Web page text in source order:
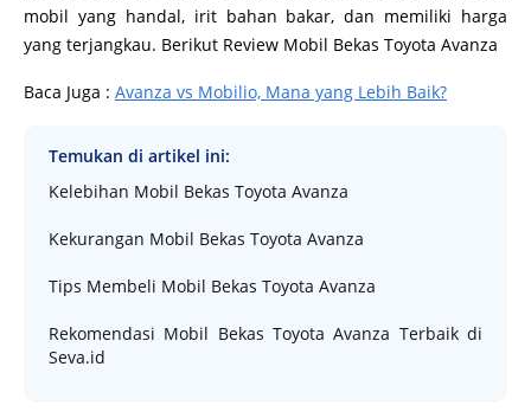
mobil yang handal, irit bahan bakar, dan memiliki harga
yang terjangkau. Berikut Review Mobil Bekas Toyota Avanza
Baca Juga : Avanza vs Mobilio, Mana yang Lebih Baik?
Temukan di artikel ini:
Kelebihan Mobil Bekas Toyota Avanza
Kekurangan Mobil Bekas Toyota Avanza
Tips Membeli Mobil Bekas Toyota Avanza
Rekomendasi Mobil Bekas Toyota Avanza Terbaik di
Seva.id